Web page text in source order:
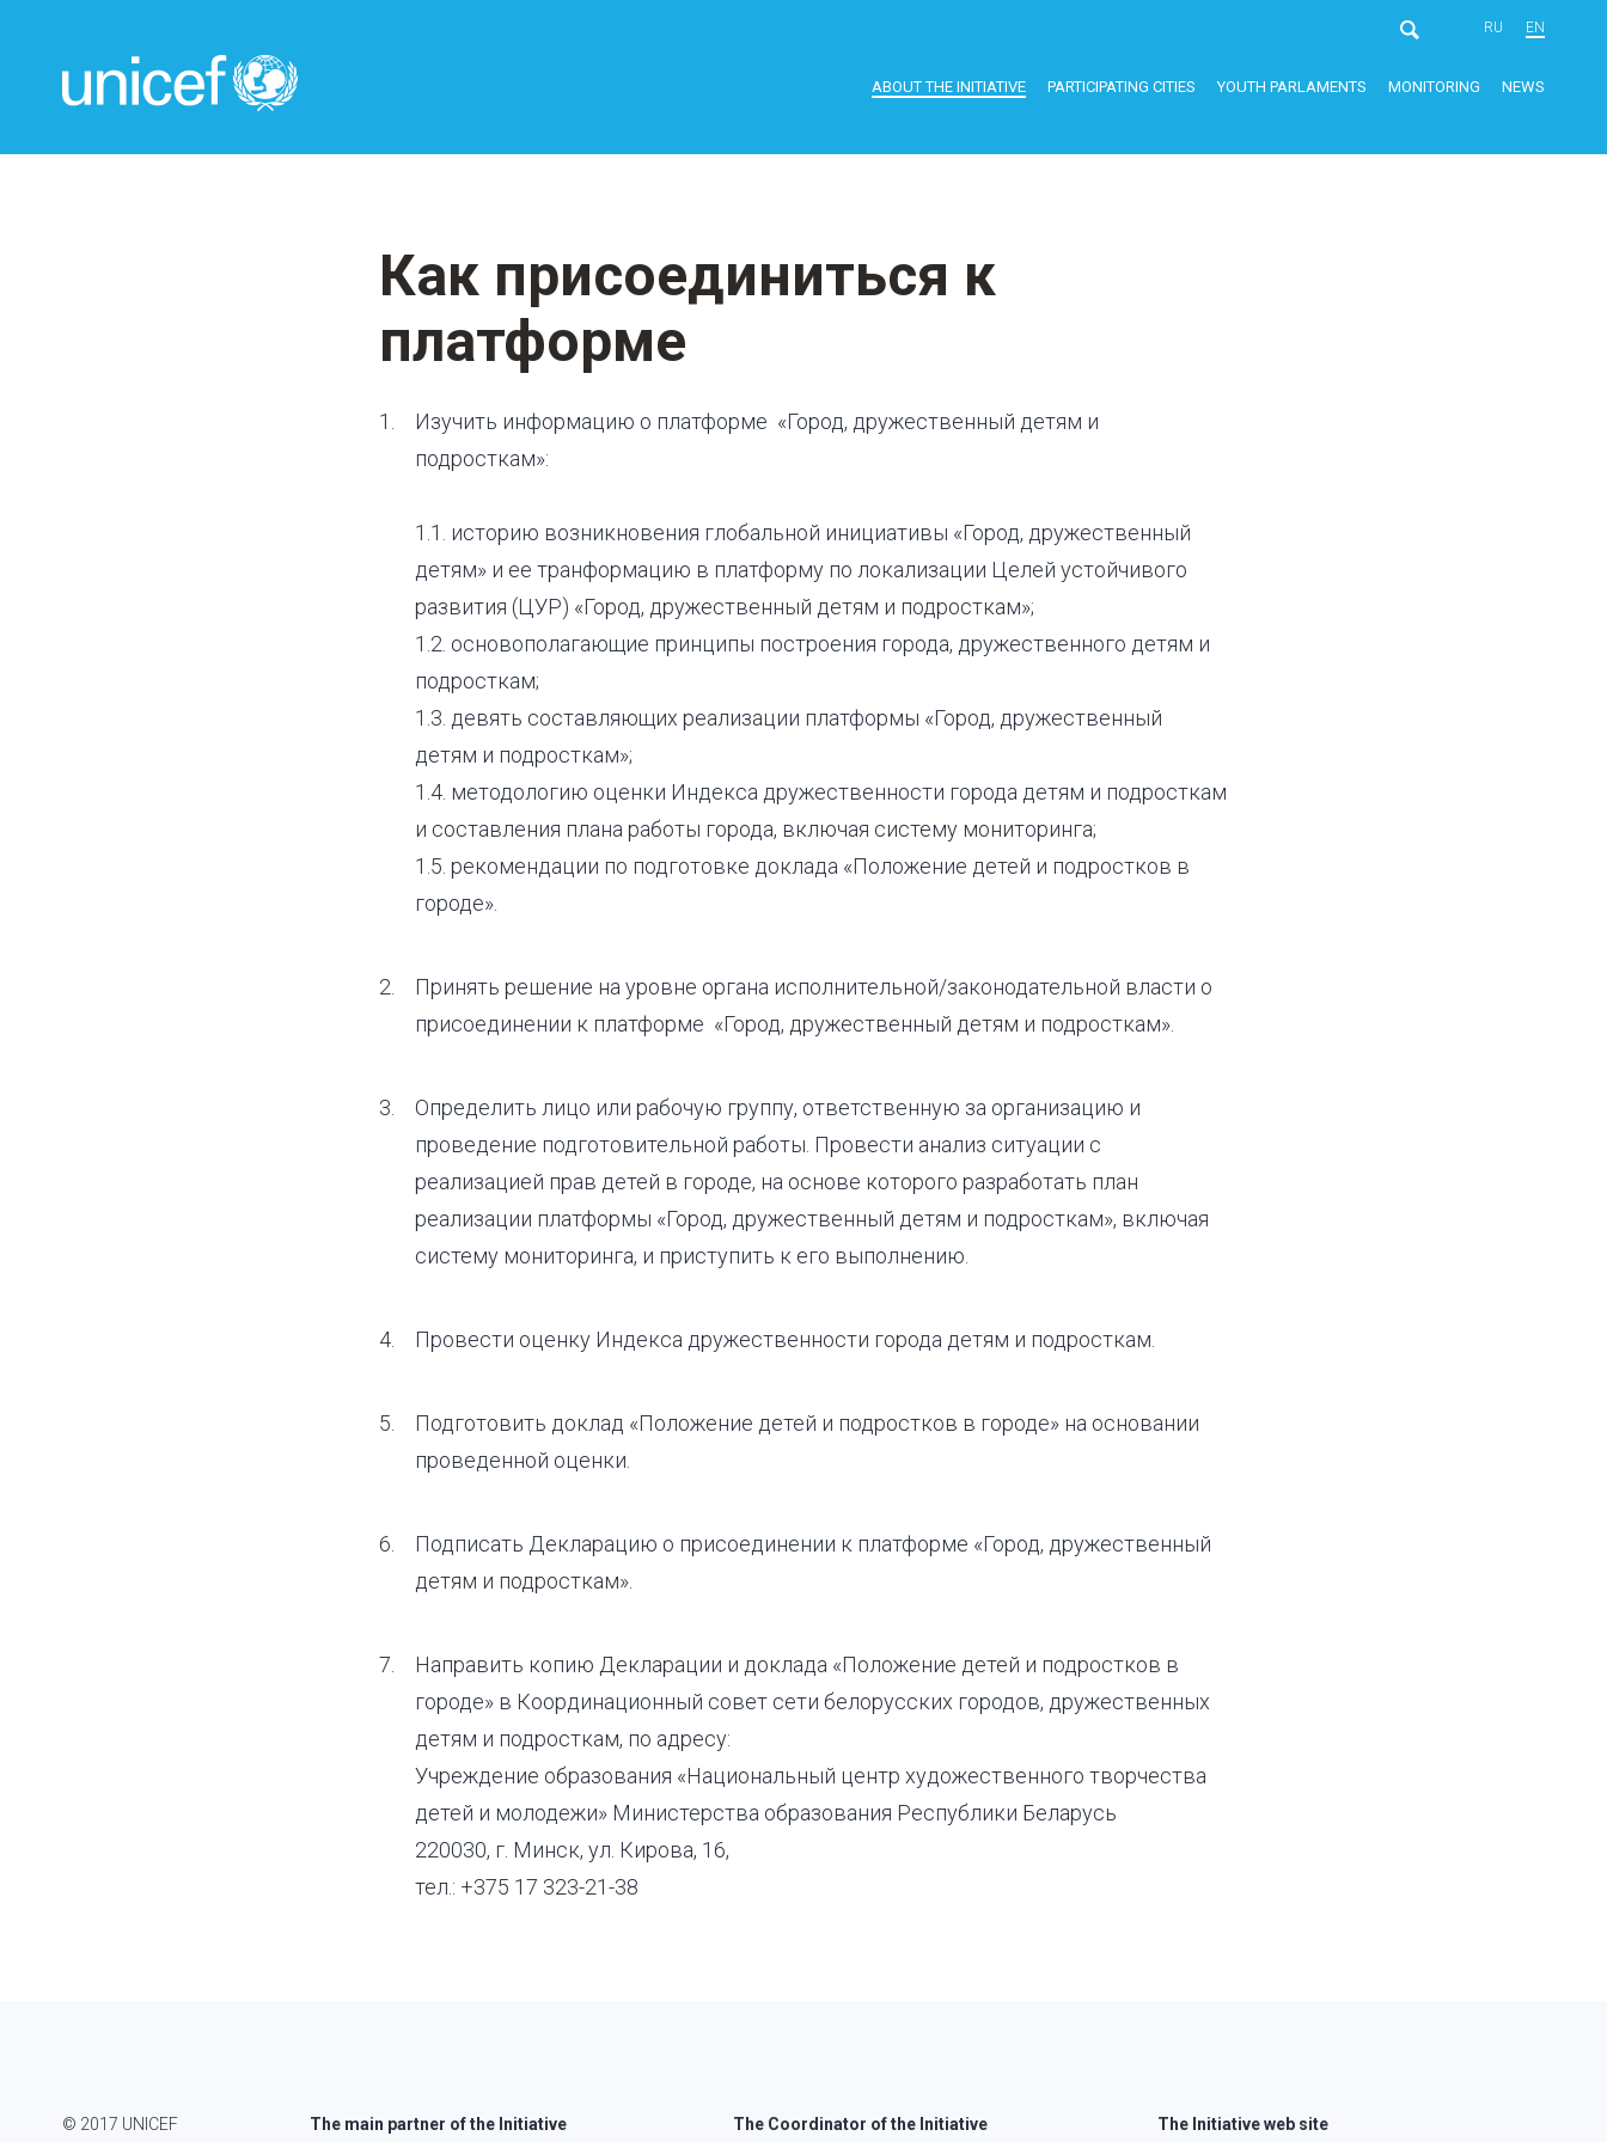
UNICEF
RU EN
ABOUT THE INITIATIVE PARTICIPATING CITIES YOUTH PARLAMENTS MONITORING NEWS
Как присоединиться к
платформе
Изучить информацию о платформе «Город, дружественный детям и
подросткам»:
1.1. историю возникновения глобальной инициативы «Город, дружественный
детям» и ее транформацию в платформу по локализации Целей устойчивого
развития (ЦУР) «Город, дружественный детям и подросткам»;
1.2. основополагающие принципы построения города, дружественного детям и
подросткам;
1.3. девять составляющих реализации платформы «Город, дружественный
детям и подросткам»;
1.4. методологию оценки Индекса дружественности города детям и подросткам
и составления плана работы города, включая систему мониторинга;
1.5. рекомендации по подготовке доклада «Положение детей и подростков в
городе».
Принять решение на уровне органа исполнительной/законодательной власти о
присоединении к платформе «Город, дружественный детям и подросткам».
Определить лицо или рабочую группу, ответственную за организацию и
проведение подготовительной работы. Провести анализ ситуации с
реализацией прав детей в городе, на основе которого разработать план
реализации платформы «Город, дружественный детям и подросткам», включая
систему мониторинга, и приступить к его выполнению.
Провести оценку Индекса дружественности города детям и подросткам.
Подготовить доклад «Положение детей и подростков в городе» на основании
проведенной оценки.
Подписать Декларацию о присоединении к платформе «Город, дружественный
детям и подросткам».
Направить копию Декларации и доклада «Положение детей и подростков в
городе» в Координационный совет сети белорусских городов, дружественных
детям и подросткам, по адресу:
Учреждение образования «Национальный центр художественного творчества
детей и молодежи» Министерства образования Республики Беларусь
220030, г. Минск, ул. Кирова, 16,
тел.: +375 17 323-21-38
© 2017 UNICEF The main partner of the Initiative The Coordinator of the Initiative The Initiative web site